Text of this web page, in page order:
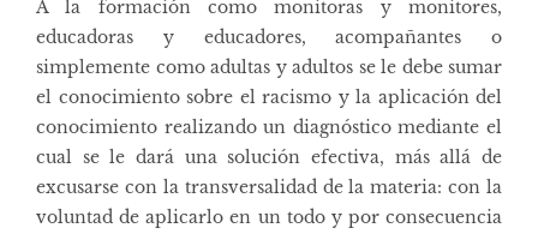
A la formación como monitoras y monitores,
educadoras y educadores, acompañantes o
simplemente como adultas y adultos se le debe sumar
el conocimiento sobre el racismo y la aplicación del
conocimiento realizando un diagnóstico mediante el
cual se le dará una solución efectiva, más allá de
excusarse con la transversalidad de la materia: con la
voluntad de aplicarlo en un todo y por consecuencia